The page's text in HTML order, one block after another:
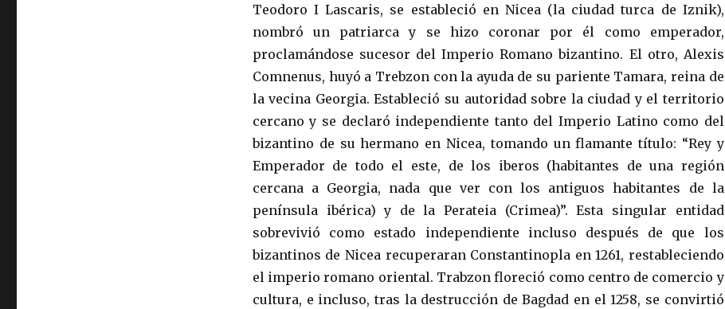
Teodoro I Lascaris, se estableció en Nicea (la ciudad turca de Iznik),
nombró un patriarca y se hizo coronar por él como emperador,
proclamándose sucesor del Imperio Romano bizantino. El otro, Alexis
Comnenus, huyó a Trebzon con la ayuda de su pariente Tamara, reina de
la vecina Georgia. Estableció su autoridad sobre la ciudad y el territorio
cercano y se declaró independiente tanto del Imperio Latino como del
bizantino de su hermano en Nicea, tomando un flamante título: “Rey y
Emperador de todo el este, de los iberos (habitantes de una región
cercana a Georgia, nada que ver con los antiguos habitantes de la
península ibérica) y de la Perateia (Crimea)”. Esta singular entidad
sobrevivió como estado independiente incluso después de que los
bizantinos de Nicea recuperaran Constantinopla en 1261, restableciendo
el imperio romano oriental. Trabzon floreció como centro de comercio y
cultura, e incluso, tras la destrucción de Bagdad en el 1258, se convirtió